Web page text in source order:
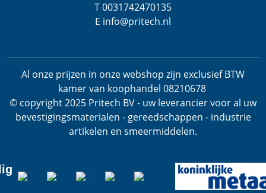
T 0031742470135
E info@pritech.nl
Al onze prijzen in onze webshop zijn exclusief BTW
kamer van koophandel 08210678.
© copyright 2025 Pritech BV - uw leverancier voor al uw
bevestigingsmaterialen - gereedschappen - industrie
artikelen en smeermiddelen.